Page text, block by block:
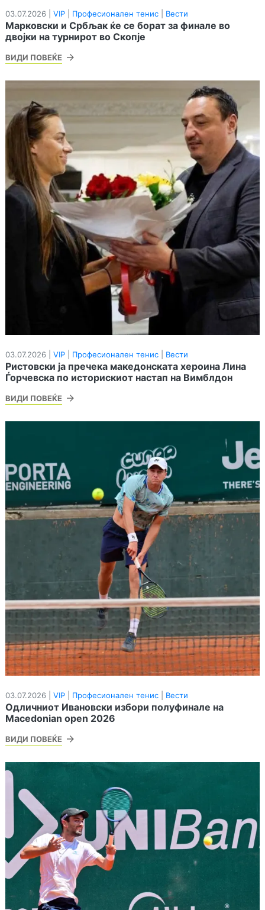
03.07.2026 | VIP Професионален тенис Вести
Марковски и Србљак ќе се борат за финале во
двојки на турнирот во Скопје
ВИДИ ПОВЕЌЕ
03.07.2026 | VIP Професионален тенис Вести
Ристовски ја пречека македонската хероина Лина
Ѓорчевска по историскиот настап на Вимблдон
ВИДИ ПОВЕЌЕ
03.07.2026 | VIP Професионален тенис Вести
Одличниот Ивановски избори полуфинале на
Macedonian open 2026
ВИДИ ПОВЕЌЕ